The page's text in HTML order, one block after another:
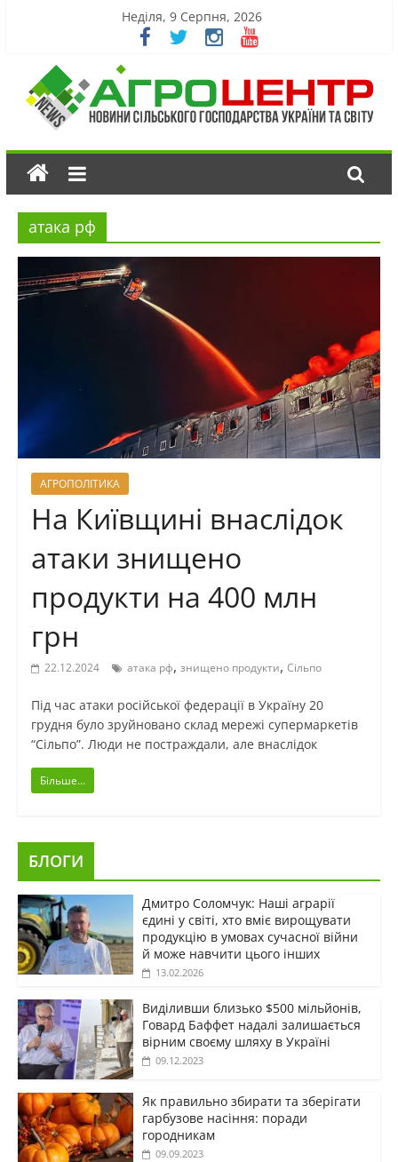
Неділя, 9 Серпня, 2026
атака рф
АГРОПОЛІТИКА
На Київщині внаслідок
атаки знищено
продукти на 400 млн
грн
22.12.2024 атака рф, знищено продукти, Сільпо
Під час атаки російської федерації в Україну 20
грудня було зруйновано склад мережі супермаркетів
“Сільпо”. Люди не постраждали, але внаслідок
Більше...
БЛОГИ
Дмитро Соломчук: Наші аграрії
єдині у світі, хто вміє вирощувати
продукцію в умовах сучасної війни
й може навчити цього інших
13.02.2026
Виділивши близько $500 мільйонів,
Говард Баффет надалі залишається
вірним своєму шляху в Україні
09.12.2023
Як правильно збирати та зберігати
гарбузове насіння: поради
городникам
09.09.2023